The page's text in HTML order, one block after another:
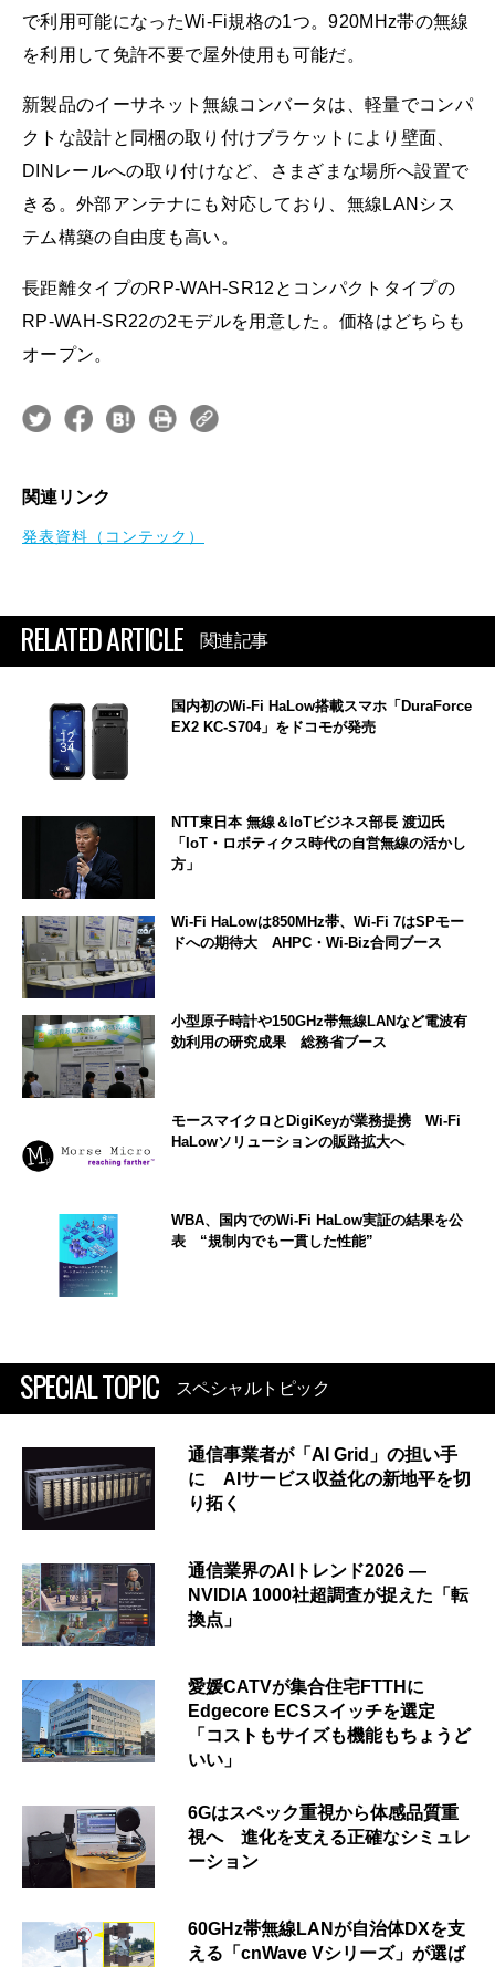
で利用可能になったWi-Fi規格の1つ。920MHz帯の無線
を利用して免許不要で屋外使用も可能だ。
新製品のイーサネット無線コンバータは、軽量でコンパ
クトな設計と同梱の取り付けブラケットにより壁面、
DINレールへの取り付けなど、さまざまな場所へ設置で
きる。外部アンテナにも対応しており、無線LANシス
テム構築の自由度も高い。
長距離タイプのRP-WAH-SR12とコンパクトタイプの
RP-WAH-SR22の2モデルを用意した。価格はどちらも
オープン。
関連リンク
発表資料（コンテック）
RELATED ARTICLE 関連記事
国内初のWi-Fi HaLow搭載スマホ「DuraForce
EX2 KC-S704」をドコモが発売
NTT東日本 無線＆IoTビジネス部長 渡辺氏
「IoT・ロボティクス時代の自営無線の活かし
方」
Wi-Fi HaLowは850MHz帯、Wi-Fi 7はSPモー
ドへの期待大 AHPC・Wi-Biz合同ブース
小型原子時計や150GHz帯無線LANなど電波有
効利用の研究成果 総務省ブース
モースマイクロとDigiKeyが業務提携 Wi-Fi
HaLowソリューションの販路拡大へ
WBA、国内でのWi-Fi HaLow実証の結果を公
表 “規制内でも一貫した性能”
SPECIAL TOPIC スペシャルトピック
通信事業者が「AI Grid」の担い手
に AIサービス収益化の新地平を切
り拓く
通信業界のAIトレンド2026 ―
NVIDIA 1000社超調査が捉えた「転
換点」
愛媛CATVが集合住宅FTTHに
Edgecore ECSスイッチを選定
「コストもサイズも機能もちょうど
いい」
6Gはスペック重視から体感品質重
視へ 進化を支える正確なシミュレ
ーション
60GHz帯無線LANが自治体DXを支
える「cnWave Vシリーズ」が選ば